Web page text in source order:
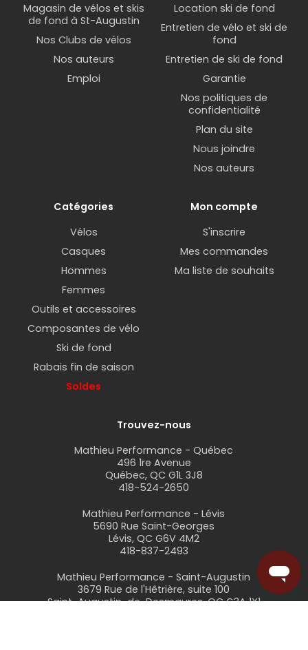
Magasin de vélos et skis
de fond à St-Augustin
Nos Clubs de vélos
Nos auteurs
Emploi
Location ski de fond
Entretien de vélo et ski de
fond
Entretien de ski de fond
Garantie
Nos politiques de
confidentialité
Plan du site
Nous joindre
Nos auteurs
Catégories
Vélos
Casques
Hommes
Femmes
Outils et accessoires
Composantes de vélo
Ski de fond
Rabais fin de saison
Soldes
Mon compte
S'inscrire
Mes commandes
Ma liste de souhaits
Trouvez-nous
Mathieu Performance - Québec
496 1re Avenue
Québec, QC G1L 3J8
418-524-2650
Mathieu Performance - Lévis
5690 Rue Saint-Georges
Lévis, QC G6V 4M2
418-837-2493
Mathieu Performance - Saint-Augustin
3679 Rue de l'Hêtrière, suite 100
Saint-Augustin-de-Desmaures, QC G3A 1X1